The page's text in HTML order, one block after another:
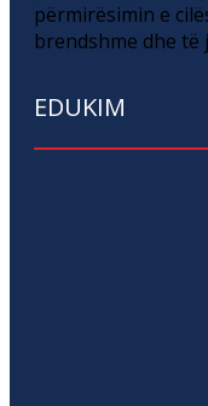
përmirësimin e
brendshme dhe të
EDUKIM